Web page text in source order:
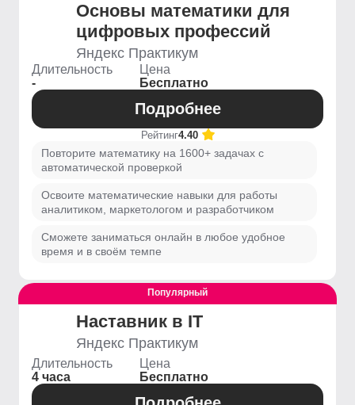
Основы математики для
цифровых профессий
Яндекс Практикум
Длительность
-
Цена
Бесплатно
Подробнее
Рейтинг4.40
Повторите математику на 1600+ задачах с
автоматической проверкой
Освоите математические навыки для работы
аналитиком, маркетологом и разработчиком
Сможете заниматься онлайн в любое удобное
время и в своём темпе
Популярный
Наставник в IT
Яндекс Практикум
Длительность
4 часа
Цена
Бесплатно